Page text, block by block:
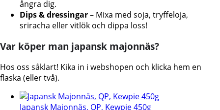
ångra dig.
Dips & dressingar– Mixa med soja, tryffeloja,
sriracha eller vitlök och dippa loss!
Var köper man japansk majonnäs?
Hos oss såklart! Kika in i webshopen och klicka hem en
flaska (eller två).
Japansk Majonnäs, QP, Kewpie 450g